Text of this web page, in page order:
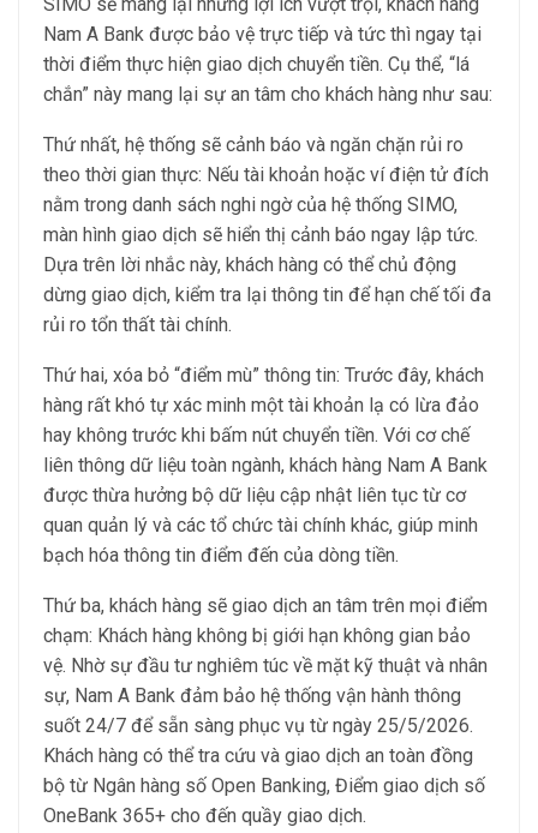
Nam A Bank được bảo vệ trực tiếp và tức thì ngay tại
thời điểm thực hiện giao dịch chuyển tiền. Cụ thể, “lá
chắn” này mang lại sự an tâm cho khách hàng như sau:
Thứ nhất, hệ thống sẽ cảnh báo và ngăn chặn rủi ro
theo thời gian thực: Nếu tài khoản hoặc ví điện tử đích
nằm trong danh sách nghi ngờ của hệ thống SIMO,
màn hình giao dịch sẽ hiển thị cảnh báo ngay lập tức.
Dựa trên lời nhắc này, khách hàng có thể chủ động
dừng giao dịch, kiểm tra lại thông tin để hạn chế tối đa
rủi ro tổn thất tài chính.
Thứ hai, xóa bỏ “điểm mù” thông tin: Trước đây, khách
hàng rất khó tự xác minh một tài khoản lạ có lừa đảo
hay không trước khi bấm nút chuyển tiền. Với cơ chế
liên thông dữ liệu toàn ngành, khách hàng Nam A Bank
được thừa hưởng bộ dữ liệu cập nhật liên tục từ cơ
quan quản lý và các tổ chức tài chính khác, giúp minh
bạch hóa thông tin điểm đến của dòng tiền.
Thứ ba, khách hàng sẽ giao dịch an tâm trên mọi điểm
chạm: Khách hàng không bị giới hạn không gian bảo
vệ. Nhờ sự đầu tư nghiêm túc về mặt kỹ thuật và nhân
sự, Nam A Bank đảm bảo hệ thống vận hành thông
suốt 24/7 để sẵn sàng phục vụ từ ngày 25/5/2026.
Khách hàng có thể tra cứu và giao dịch an toàn đồng
bộ từ Ngân hàng số Open Banking, Điểm giao dịch số
OneBank 365+ cho đến quầy giao dịch.